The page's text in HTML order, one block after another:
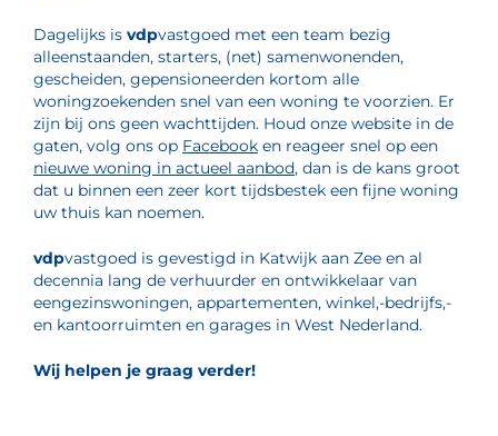
Dagelijks is vdpvastgoed met een team bezig
alleenstaanden, starters, (net) samenwonenden,
gescheiden, gepensioneerden kortom alle
woningzoekenden snel van een woning te voorzien. Er
zijn bij ons geen wachttijden. Houd onze website in de
gaten, volg ons op Facebook en reageer snel op een
nieuwe woning in actueel aanbod, dan is de kans groot
dat u binnen een zeer kort tijdsbestek een fijne woning
uw thuis kan noemen.
vdpvastgoed is gevestigd in Katwijk aan Zee en al
decennia lang de verhuurder en ontwikkelaar van
eengezinswoningen, appartementen, winkel,-bedrijfs,-
en kantoorruimten en garages in West Nederland.
Wij helpen je graag verder!